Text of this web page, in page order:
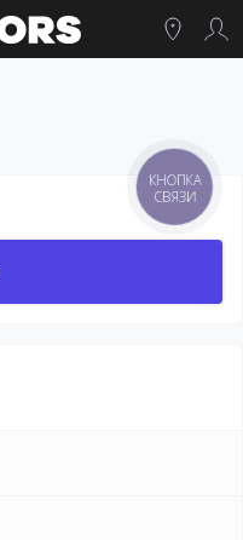
КНОПКА
СВЯЗИ